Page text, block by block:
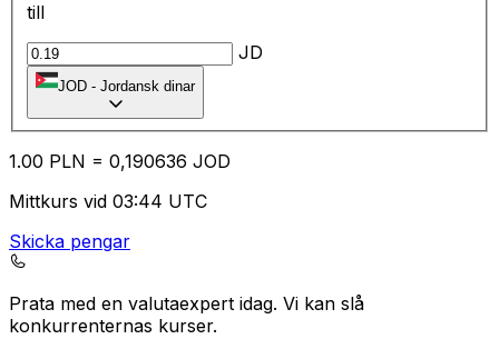
till
JD
JOD - Jordansk dinar
1.00 PLN = 0,190636 JOD
Mittkurs vid 03:44 UTC
Skicka pengar
Prata med en valutaexpert idag. Vi kan slå
konkurrenternas kurser.